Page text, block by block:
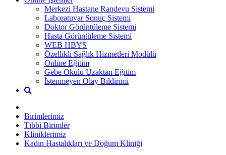
Merkezi Hastane Randevu Sistemi
Laboratuvar Sonuç Sistemi
Doktor Görüntüleme Sistemi
Hasta Görüntüleme Sistemi
WEB HBYS
Özellikli Sağlık Hizmetleri Modülü
Online Eğitim
Gebe Okulu Uzaktan Eğitim
İstenmeyen Olay Bildirimi
Birimlerimiz
Tıbbi Birimler
Kliniklerimiz
Kadın Hastalıkları ve Doğum Kliniği